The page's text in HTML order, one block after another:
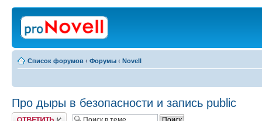
Список форумов ‹ Форумы ‹ Novell
Про дыры в безопасности и запись public
Ответить